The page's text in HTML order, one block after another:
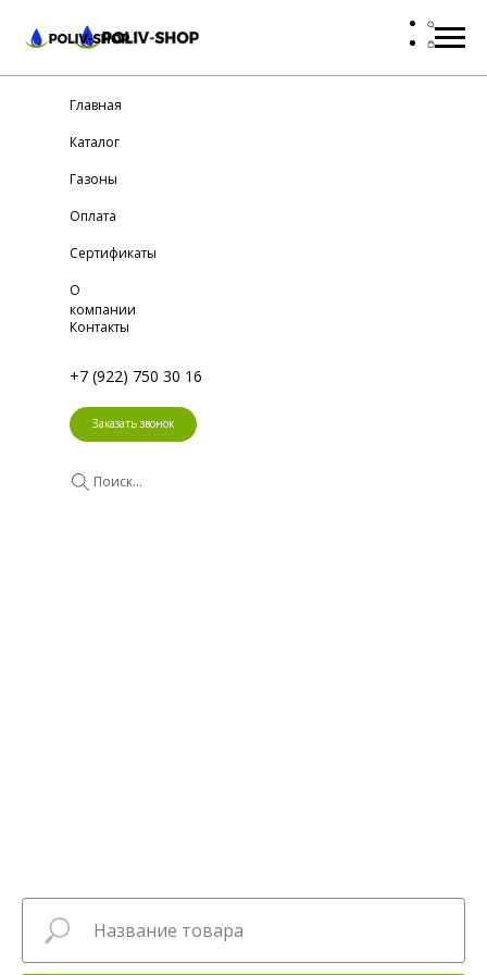
Заказать звонок
+7 (922) 750 30 16
Главная
Каталог
Газоны
Оплата
Сертификаты
О
компании
Контакты
Поиск...